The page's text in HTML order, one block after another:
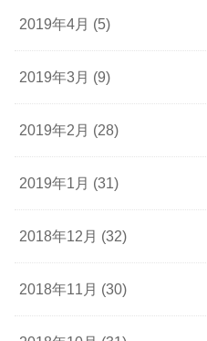
2019年4月 (5)
2019年3月 (9)
2019年2月 (28)
2019年1月 (31)
2018年12月 (32)
2018年11月 (30)